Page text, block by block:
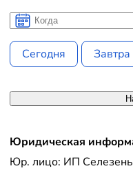
Когда
Когда
Сегодня Завтра
Юридическая
Юр. лицо: ИП